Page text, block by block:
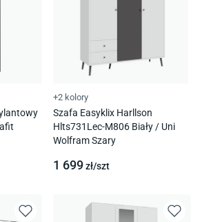
+2 kolory
Szafa Easyklix Harllson
Hlts731Lec-M806 Biały / Uni
Wolfram Szary
1 699zł/szt